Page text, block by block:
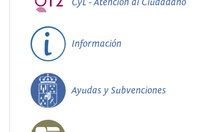
Información
Ayudas y Subvenciones